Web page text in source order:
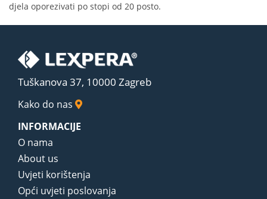
djela oporezivati po stopi od 20 posto.
Tuškanova 37, 10000 Zagreb
Kako do nas
INFORMACIJE
O nama
About us
Uvjeti korištenja
Opći uvjeti poslovanja